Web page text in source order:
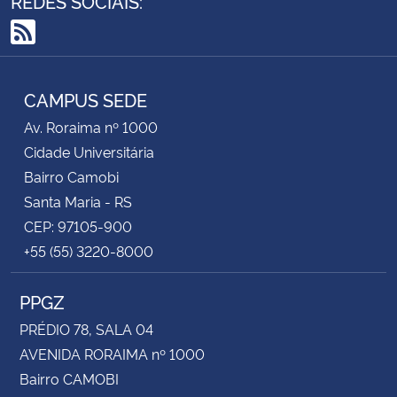
Secretaria-Geral
Gabinete de Segurança Institucional
Advocacia-Geral da União
Banco Central do Brasil
Planalto
RSS
CAMPUS SEDE
Av. Roraima nº 1000
Cidade Universitária
Bairro Camobi
Santa Maria - RS
CEP: 97105-900
+55 (55) 3220-8000
PPGZ
PRÉDIO 78, SALA 04
AVENIDA RORAIMA nº 1000
Bairro CAMOBI